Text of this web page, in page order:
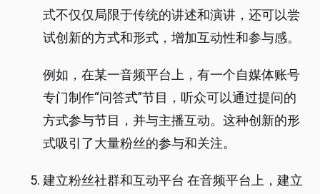
式不仅仅局限于传统的讲述和演讲，还可以尝
试创新的方式和形式，增加互动性和参与感。
例如，在某一音频平台上，有一个自媒体账号
专门制作“问答式”节目，听众可以通过提问的
方式参与节目，并与主播互动。这种创新的形
式吸引了大量粉丝的参与和关注。
建立粉丝社群和互动平台 在音频平台上，建立